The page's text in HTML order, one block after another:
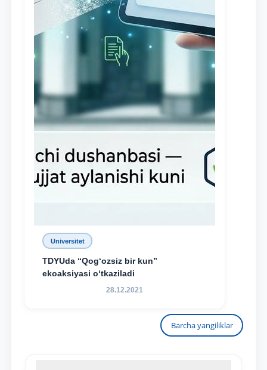
Universitet
TDYUda “Qog‘ozsiz bir kun”
ekoaksiyasi o‘tkaziladi
28.12.2021
Barcha yangiliklar